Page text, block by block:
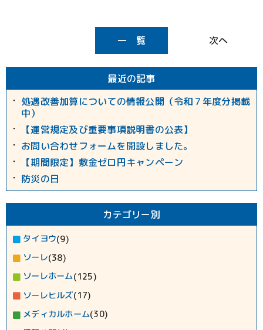
一 覧
最近の記事
処遇改善加算についての情報公開（令和７年度分掲載
中）
【運営規定及び重要事項説明書の公表】
お問い合わせフォームを開設しました。
【期間限定】敷金ゼロ円キャンペーン
防災の日
カテゴリー別
タイヨウ(9)
ソーレ(38)
ソーレホーム(125)
ソーレヒルズ(17)
メディカルホーム(30)